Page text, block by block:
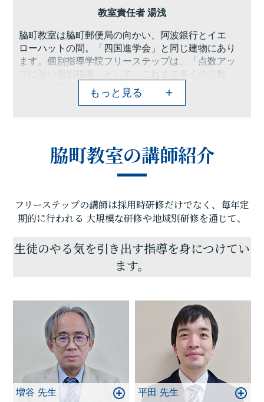
教室責任者 湯浅
脇町教室は脇町郵便局の向かい、阿波銀行とイエ
ローハットの間。「四国進学会」と同じ建物にあり
ます。個別指導学院フリーステップは、「点数アッ
アップを実現しました。そのノウハウを活かし、こ
の脇町教室でも地域のお子さま方の「夢の実現」の
を実施、テスト1週間前からテスト直前対策ゼミを行
い、目標点達成に向けて学習を進めていますので、
計画的に学力向上が目指すことが可能です。
います。思い立ったときに素早く行動に移し、効率
のよい学習を行うことで目標達成は実現します!一緒
もっと見る
脇町教室の講師紹介
フリーステップの講師は採用時研修だけでなく、毎年定
期的に行われる 大規模な研修や地域別研修を通じて、
生徒のやる気を引き出す指導を身につけてい
ます。
増谷 先生 平田 先生